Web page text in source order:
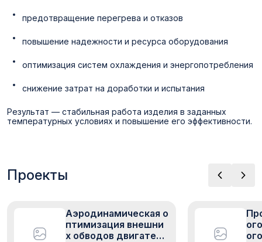
предотвращение перегрева и отказов
повышение надежности и ресурса оборудования
оптимизация систем охлаждения и энергопотребления
снижение затрат на доработки и испытания
Результат — стабильная работа изделия в заданных
температурных условиях и повышение его эффективности.
Проекты
Аэродинамическая о
птимизация внешни
х обводов двигатель